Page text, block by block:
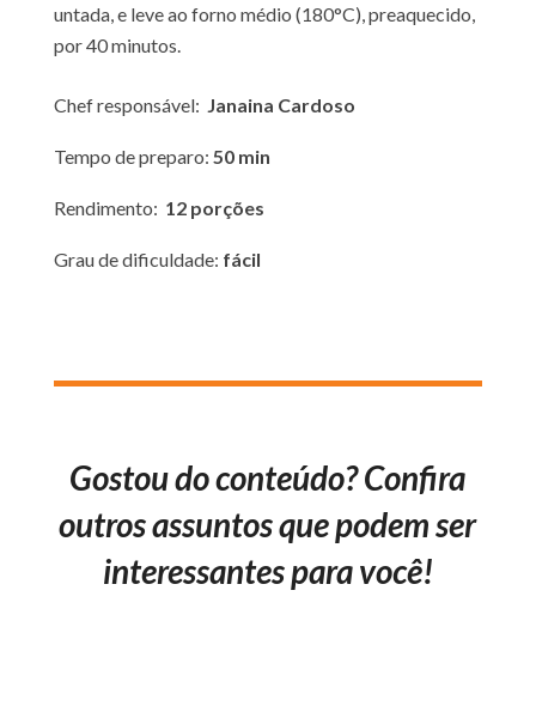
untada, e leve ao forno médio (180°C), preaquecido,
por 40 minutos.
Chef responsável: Janaina Cardoso
Tempo de preparo: 50 min
Rendimento: 12 porções
Grau de dificuldade: fácil
Gostou do conteúdo? Confira
outros assuntos que podem ser
interessantes para você!